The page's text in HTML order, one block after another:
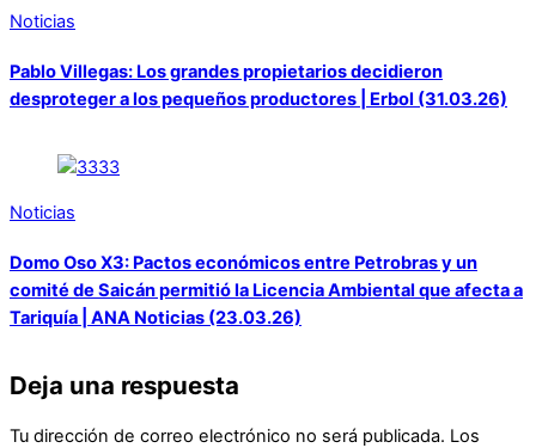
Noticias
Pablo Villegas: Los grandes propietarios decidieron
desproteger a los pequeños productores | Erbol (31.03.26)
Noticias
Domo Oso X3: Pactos económicos entre Petrobras y un
comité de Saicán permitió la Licencia Ambiental que afecta a
Tariquía | ANA Noticias (23.03.26)
Deja una respuesta
Tu dirección de correo electrónico no será publicada. Los